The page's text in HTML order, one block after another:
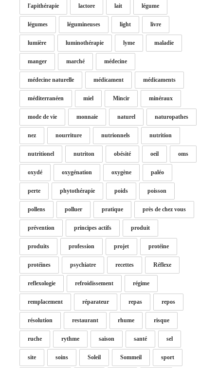
l'apithérapie lactore lait légume
légumes légumineuses light livre
lumière luminothérapie lyme maladie
manger marché médecine
médecine naturelle médicament médicaments
méditerranéen miel Mincir minéraux
mode de vie monnaie naturel naturopathes
nez nourriture nutrionnels nutrition
nutritionel nutriton obésité oeil oms
oxydé oxygénation oxygène paléo
perte phytothérapie poids poisson
pollens polluer pratique près de chez vous
prévention principes actifs produit
produits profession projet protéine
protéines psychiatre recettes Réflexe
reflexologie refroidissement régime
remplacement réparateur repas repos
résolution restaurant rhume risque
ruche rythme saison santé sel
site soins Soleil Sommeil sport